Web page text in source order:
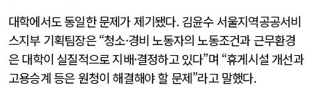
대학에서도 동일한 문제가 제기됐다. 김윤수 서울지역공공서비
스지부 기획팀장은 “청소·경비 노동자의 노동조건과 근무환경
은 대학이 실질적으로 지배·결정하고 있다”며 “휴게시설 개선과
고용승계 등은 원청이 해결해야 할 문제”라고 말했다.